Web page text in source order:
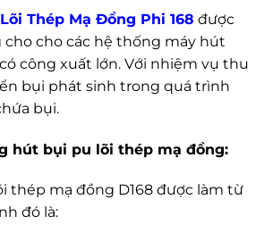
Thép Mạ Đồng Phi 168 được
cho cho các hệ thống máy hút
công xuất lớn. Với nhiệm vụ thu
bụi phát sinh trong quá trình
bụi.
hút bụi pu lõi thép mạ đồng:
thép mạ đồng D168 được làm từ
đó là: